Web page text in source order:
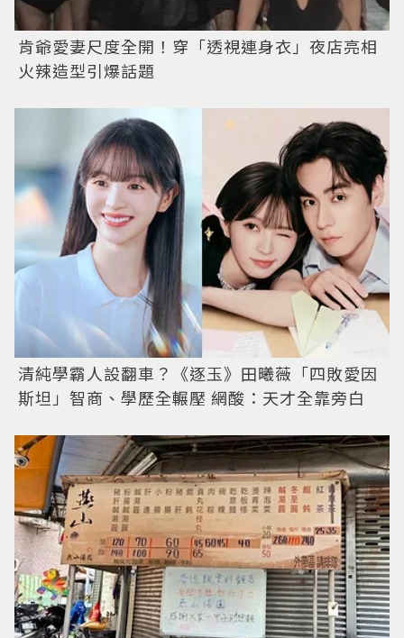
肯爺愛妻尺度全開！穿「透視連身衣」夜店亮相
火辣造型引爆話題
清純學霸人設翻車？《逐玉》田曦薇「四敗愛因
斯坦」智商、學歷全輾壓 網酸：天才全靠旁白